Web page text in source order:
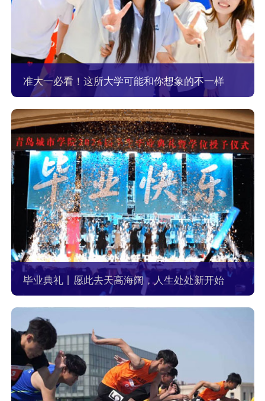
准大一必看！这所大学可能和你想象的不一样
毕业典礼丨愿此去天高海阔，人生处处新开始